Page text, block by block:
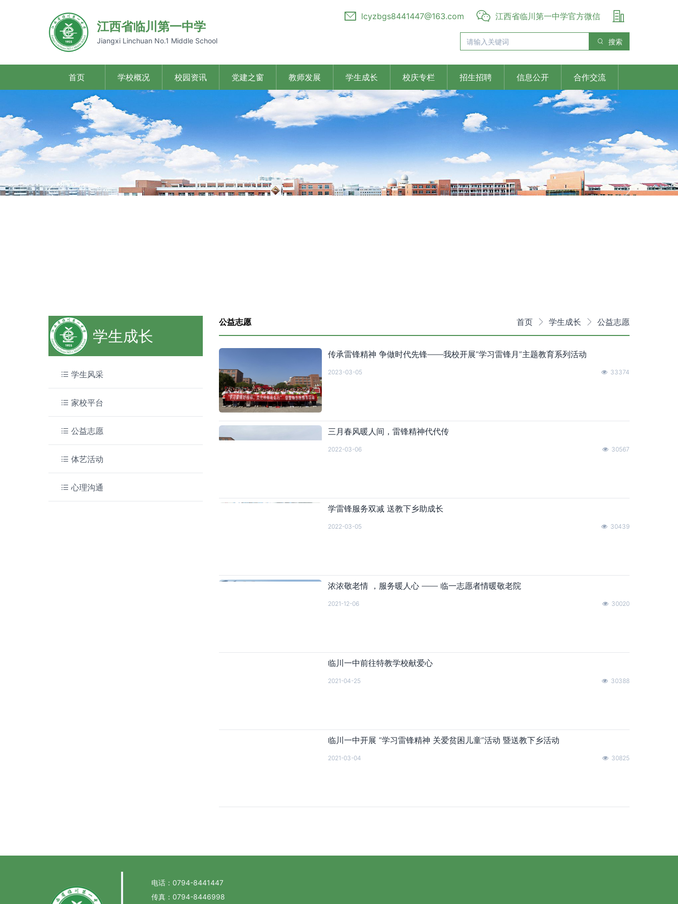
江西省临川第一中学
Jiangxi Linchuan No.1 Middle School
lcyzbgs8441447@163.com 江西省临川第一中学官方微信
搜索
首页 学校概况 校园资讯 党建之窗 教师发展 学生成长 校庆专栏 招生招聘 信息公开 合作交流
Previous Next
学生成长
学生风采
家校平台
公益志愿
体艺活动
心理沟通
公益志愿 首页 学生成长 公益志愿
传承雷锋精神 争做时代先锋——我校开展“学习雷锋月”主题教育系列活动
2023-03-05 33374
三月春风暖人间，雷锋精神代代传
2022-03-06 30567
学雷锋服务双减 送教下乡助成长
2022-03-05 30439
浓浓敬老情 ，服务暖人心 —— 临一志愿者情暖敬老院
2021-12-06 30020
临川一中前往特教学校献爱心
2021-04-25 30388
临川一中开展 “学习雷锋精神 关爱贫困儿童”活动 暨送教下乡活动
2021-03-04 30825
电话：0794-8441447
传真：0794-8446998